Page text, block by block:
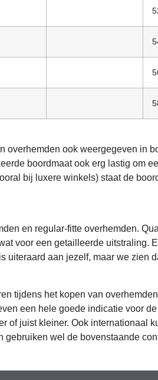
overhemden ook weergegeven in
boordmaat ook erg lastig om
bij luxere winkels) staat de
en regular-fitte overhemden.
voor een getailleerde uitstraling.
uiteraard aan jezelf, maar we zien
tijdens het kopen van
een hele goede indicatie voor
of juist kleiner. Ook internationaal
wel de bovenstaande